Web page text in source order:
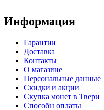
Информация
Гарантии
Доставка
Контакты
О магазине
Персональные данные
Скидки и акции
Скупка монет в Твери
Способы оплаты